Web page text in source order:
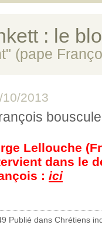
: le
(pape
10/2013
Lellouche
dans le
: ici
Publié dans Chrétiens